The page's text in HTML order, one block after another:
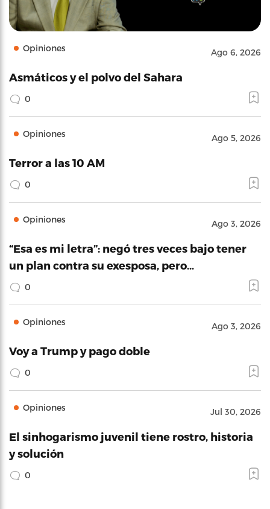
Opiniones Ago 6, 2026
Asmáticos y el polvo del Sahara
0
Opiniones Ago 5, 2026
Terror a las 10 AM
0
Opiniones Ago 3, 2026
“Esa es mi letra”: negó tres veces bajo tener
un plan contra su exesposa, pero…
0
Opiniones Ago 3, 2026
Voy a Trump y pago doble
0
Opiniones Jul 30, 2026
El sinhogarismo juvenil tiene rostro, historia
y solución
0